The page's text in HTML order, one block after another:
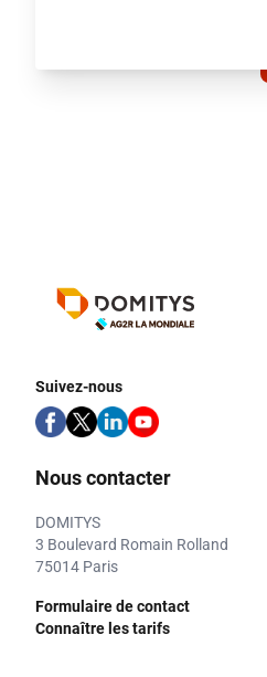
Suivez-nous
Nous contacter
DOMITYS
3 Boulevard Romain Rolland
75014 Paris
Formulaire de contact
Connaître les tarifs